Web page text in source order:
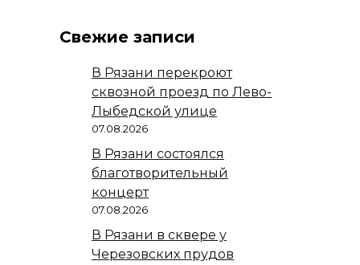
Свежие записи
В Рязани перекроют
сквозной проезд по Лево-
Лыбедской улице
07.08.2026
В Рязани состоялся
благотворительный
концерт
07.08.2026
В Рязани в сквере у
Черезовских прудов